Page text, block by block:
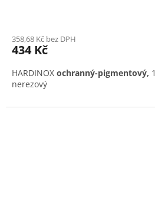
358,68 Kč bez DPH
434 Kč
HARDINOX ochranný-pigmentový,
nerezový